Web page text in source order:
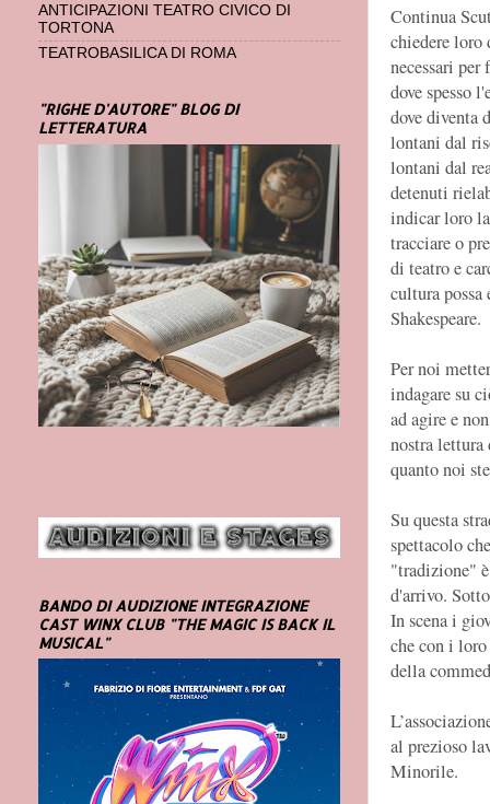
Continua
chiedere
necessari per
dove spesso
dove
lontani dal
lontani dal
detenuti
indicar loro
tracciare o
di teatro e
cultura
Shakespeare.
Per noi
indagare su
ad agire e
nostra
quanto noi
Su questa
spettacolo
"tradizione"
d'arrivo.
In scena i
che con i
della
al prezioso
Minorile.
ANTICIPAZIONI TEATRO CIVICO DI
TORTONA
TEATROBASILICA DI ROMA
"RIGHE D'AUTORE" BLOG DI
LETTERATURA
BANDO DI AUDIZIONE INTEGRAZIONE
CAST WINX CLUB "THE MAGIC IS BACK IL
MUSICAL"